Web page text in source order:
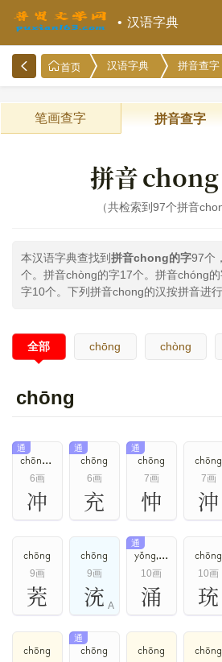
汉语字典
首页 汉语字典 拼音查字
笔画查字 拼音查字
拼音chong
共检索到97个拼音
本汉语字典查找到 拼音chong的字97个
个。拼音chòng的字17个。拼音chóng
字10个。下列拼音chong的汉按拼音进行
全部 chōng chòng
chōng
chōng,chòng
6画
通
冲
chōng
6画
通
充
chōng
7画
通
忡
chōng
7画
沖
chōng
9画
茺
chōng
9画
㳘 A
yǒng,chōng
10画
通
涌
chōng
10画
珫
chōng chōng
通
chōng chōng